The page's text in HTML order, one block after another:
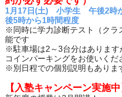
1月17日(土) 小学生 午後2
後5時から1時間程度
※同時に学力診断テスト（クラ
能です
※駐車場は2～3台分はあります
コインパーキングをお使いくだ
※別日程での個別説明もありま
【入塾キャンペーン実施中